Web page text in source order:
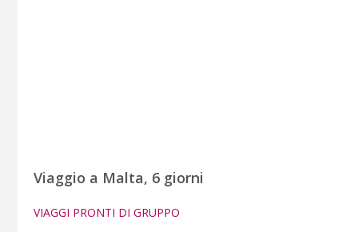
Viaggio a Malta, 6 giorni
VIAGGI PRONTI DI GRUPPO